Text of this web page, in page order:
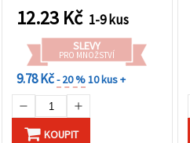
průměr otvoru 1 mm
12.23 Kč 1-9 kus
SLEVY
PRO MNOŽSTVÍ
9.78 Kč- 20 %10 kus +
KOUPIT